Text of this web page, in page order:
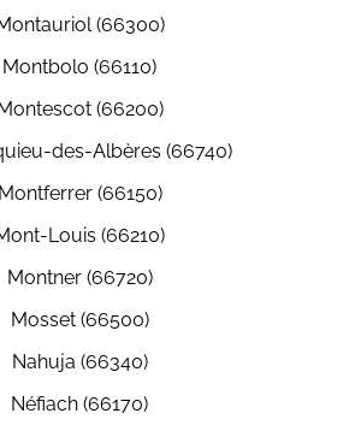
(66300)
Montbolo (66110)
Montescot (66200)
des-Albères (66740)
Montferrer (66150)
Louis (66210)
Montner (66720)
Mosset (66500)
Nahuja (66340)
Néfiach (66170)